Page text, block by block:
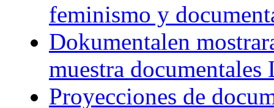
feminismo y
Dokumentalen
muestra documentales
Proyecciones de